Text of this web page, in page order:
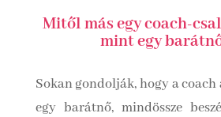
Mitől más egy coach-
mint egy
Sokan gondolják, hogy a
egy barátnő, mindössze